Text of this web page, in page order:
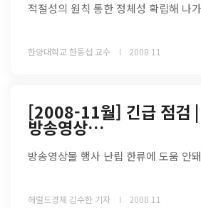
적절성의 원칙 통한 정체성 확립해 나
한양대학교 한동섭 교수 2008 11
[2008-11월] 긴급 점검 |
방송영상…
방송영상물 행사 난립 한류에 도움 안돼
헤럴드경제 김수한 기자 2008 11